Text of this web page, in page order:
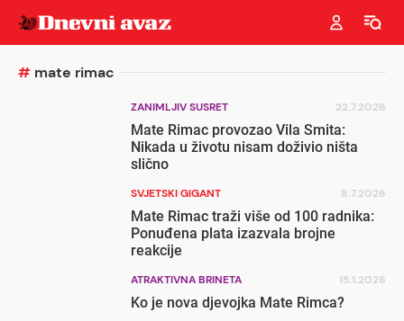
# mate rimac
ZANIMLJIV SUSRET 22.7.2026
Mate Rimac provozao Vila Smita:
Nikada u životu nisam doživio ništa
slično
SVJETSKI GIGANT 8.7.2026
Mate Rimac traži više od 100 radnika:
Ponuđena plata izazvala brojne
reakcije
ATRAKTIVNA BRINETA 15.1.2026
Ko je nova djevojka Mate Rimca?